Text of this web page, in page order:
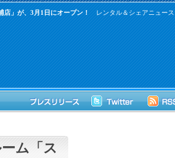
レンタル＆シェアニュース
店」が、3月1日にオープン！
ム「ス